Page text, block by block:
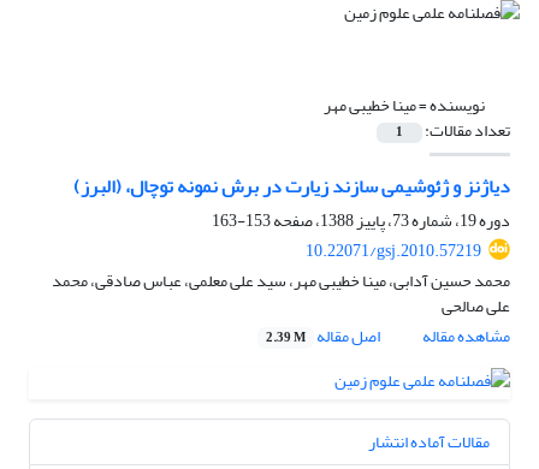
نویسنده =مینا خطیبی مهر
تعداد مقالات: 1
دیاژنز و ژئوشیمی سازند زیارت در برش نمونه توچال، (البرز)
دوره 19، شماره 73، پاییز 1388، صفحه
153-163
10.22071/gsj.2010.57219
محمد حسین آدابی، مینا خطیبی مهر، سید علی معلمی، عباس صادقی، محمد
علی صالحی
مشاهده مقاله
اصل مقاله 2.39 M
مقالات آماده انتشار